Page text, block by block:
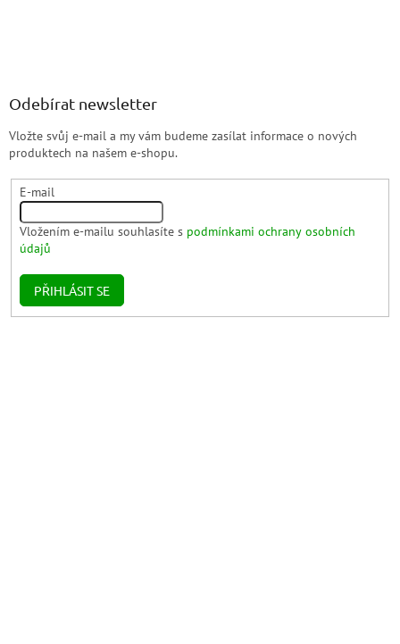
Odebírat newsletter
Vložte svůj e-mail a my vám budeme zasílat informace o nových
produktech na našem e-shopu.
E-mail
Vložením e-mailu souhlasíte s podmínkami ochrany osobních
údajů
PŘIHLÁSIT SE